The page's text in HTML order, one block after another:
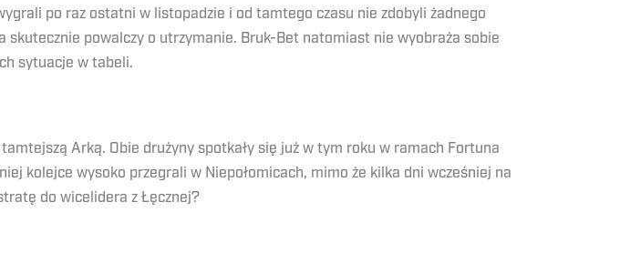
po raz ostatni w listopadzie i od tamtego czasu nie zdobyli żadnego
skutecznie powalczy o utrzymanie. Bruk-Bet natomiast nie wyobraża sobie
sytuacje w tabeli.
Arką. Obie drużyny spotkały się już w tym roku w ramach Fortuna
kolejce wysoko przegrali w Niepołomicach, mimo że kilka dni wcześniej na
do wicelidera z Łęcznej?